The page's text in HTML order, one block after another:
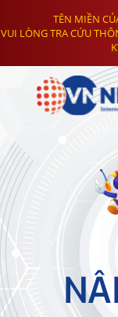
TÊN MIỀN
VUI LÒNG TRA CỨU